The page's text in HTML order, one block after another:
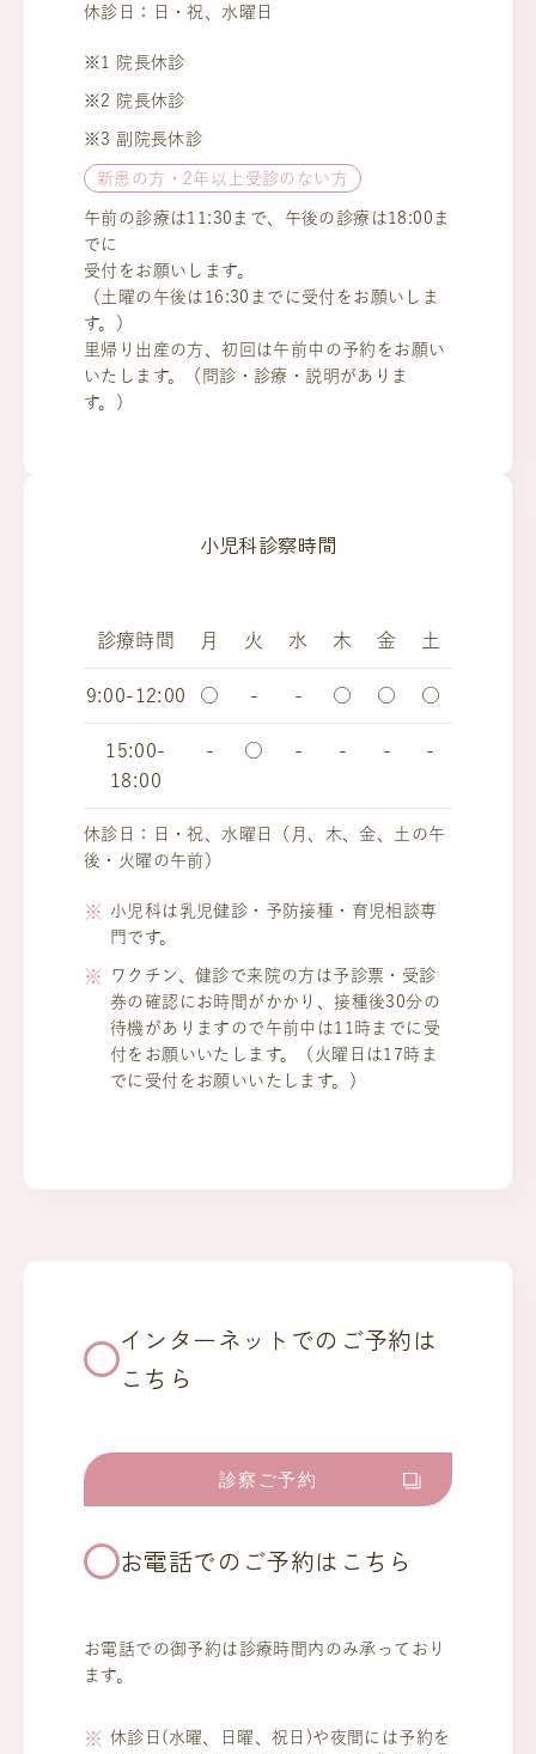
休診日：日・祝、水曜日
※1 院長休診
※2 院長休診
※3 副院長休診
新患の方・2年以上受診のない方
午前の診療は11:30まで、午後の診療は18:00ま
でに
受付をお願いします。
（土曜の午後は16:30までに受付をお願いしま
す。）
里帰り出産の方、初回は午前中の予約をお願い
いたします。（問診・診療・説明がありま
す。）
小児科診察時間
診療時間 月 火 水 木 金 土
9:00-12:00 ○ - - ○ ○ ○
15:00-
18:00
- ○ - - - -
休診日：日・祝、水曜日（月、木、金、土の午
後・火曜の午前）
小児科は乳児健診・予防接種・育児相談専
門です。
ワクチン、健診で来院の方は予診票・受診
券の確認にお時間がかかり、接種後30分の
待機がありますので午前中は11時までに受
付をお願いいたします。（火曜日は17時ま
でに受付をお願いいたします。）
インターネットでのご予約は
こちら
診察ご予約
お電話でのご予約はこちら
お電話での御予約は診療時間内のみ承っており
ます。
休診日(水曜、日曜、祝日)や夜間には予約を